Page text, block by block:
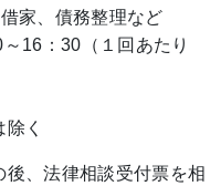
家、債務整理など
30（１回あたり
く
、法律相談受付票を相